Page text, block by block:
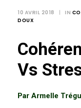
10 AVRIL 2018 | IN
DOUX
Vs
Par Armelle